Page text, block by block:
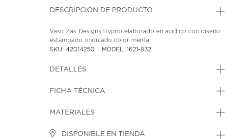
DESCRIPCIÓN DE PRODUCTO
Vaso Zak Designs Hypno elaborado en acrílico con diseño
estampado ondulado color menta.
SKU: 42014250
MODEL: 1621-832
DETALLES
FICHA TÉCNICA
MATERIALES
DISPONIBLE EN TIENDA